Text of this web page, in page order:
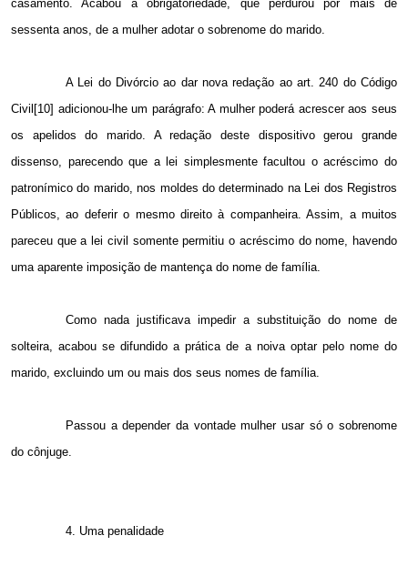
casamento. Acabou a obrigatoriedade, que perdurou por mais de
sessenta anos, de a mulher adotar o sobrenome do marido.
A Lei do Divórcio ao dar nova redação ao art. 240 do Código
Civil[10] adicionou-lhe um parágrafo: A mulher poderá acrescer aos seus
os apelidos do marido. A redação deste dispositivo gerou grande
dissenso, parecendo que a lei simplesmente facultou o acréscimo do
patronímico do marido, nos moldes do determinado na Lei dos Registros
Públicos, ao deferir o mesmo direito à companheira. Assim, a muitos
pareceu que a lei civil somente permitiu o acréscimo do nome, havendo
uma aparente imposição de mantença do nome de família.
Como nada justificava impedir a substituição do nome de
solteira, acabou se difundido a prática de a noiva optar pelo nome do
marido, excluindo um ou mais dos seus nomes de família.
Passou a depender da vontade mulher usar só o sobrenome
do cônjuge.
4. Uma penalidade